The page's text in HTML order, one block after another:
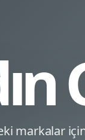
Dashboard UI Tasarimi
Conversion UX
markalar